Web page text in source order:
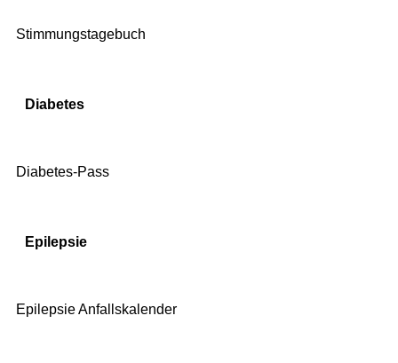
Stimmungstagebuch
Diabetes
Diabetes-Pass
Epilepsie
Epilepsie Anfallskalender